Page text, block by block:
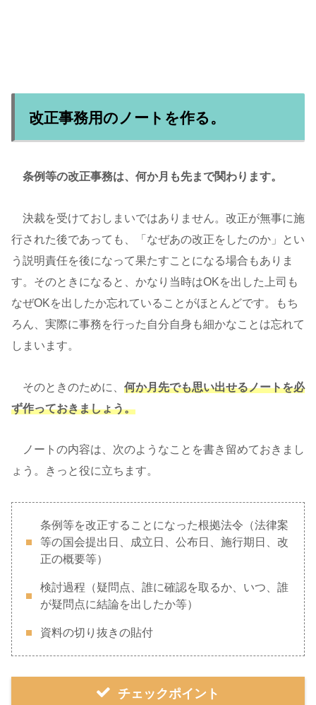
改正事務用のノートを作る。
条例等の改正事務は、何か月も先まで関わります。
決裁を受けておしまいではありません。改正が無事に施
行された後であっても、「なぜあの改正をしたのか」とい
う説明責任を後になって果たすことになる場合もありま
す。そのときになると、かなり当時はOKを出した上司も
なぜOKを出したか忘れていることがほとんどです。もち
ろん、実際に事務を行った自分自身も細かなことは忘れて
しまいます。
そのときのために、 何か月先でも思い出せるノートを必
ず作っておきましょう。
ノートの内容は、次のようなことを書き留めておきまし
ょう。きっと役に立ちます。
条例等を改正することになった根拠法令（法律案
等の国会提出日、成立日、公布日、施行期日、改
正の概要等）
検討過程（疑問点、誰に確認を取るか、いつ、誰
が疑問点に結論を出したか等）
資料の切り抜きの貼付
チェックポイント